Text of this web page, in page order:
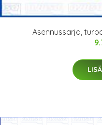
Asennussarja,